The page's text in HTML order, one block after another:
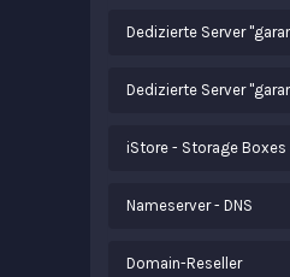
Dedizierte Server
Dedizierte Server
iStore - Storage Boxes
Nameserver - DNS
Domain-Reseller